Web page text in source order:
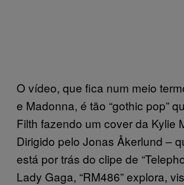
O vídeo, que fica num meio
e Madonna, é tão “gothic pop”
Filth fazendo um cover da Kylie
Dirigido pelo Jonas Åkerlund –
está por trás do clipe de
Lady Gaga, “RM486” explora,